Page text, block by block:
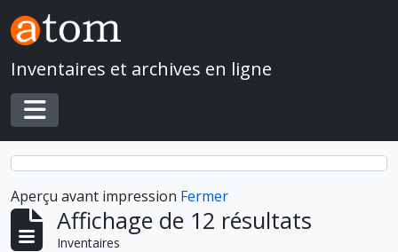
Skip to main content
Inventaires et archives en ligne
Toggle navigation
Aperçu avant impression Fermer
Affichage de 12 résultats
Inventaires